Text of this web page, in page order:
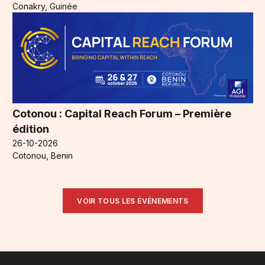
Conakry, Guinée
Cotonou : Capital Reach Forum – Première
édition
26-10-2026
Cotonou, Benin
VOIR TOUS LES ÉVÉNEMENTS